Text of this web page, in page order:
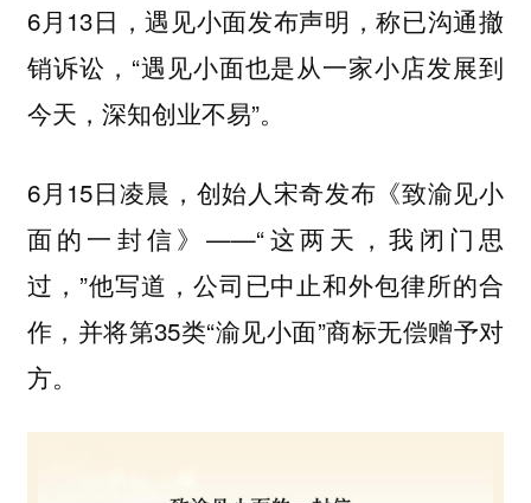
6月13日，遇见小面发布声明，称已沟通撤
销诉讼，“遇见小面也是从一家小店发展到
今天，深知创业不易”。
6月15日凌晨，创始人宋奇发布《致渝见小
面的一封信》——“这两天，我闭门思
过，”他写道，公司已中止和外包律所的合
作，并将第35类“渝见小面”商标无偿赠予对
方。